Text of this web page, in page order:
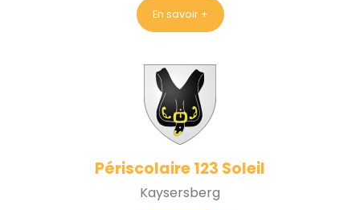
En savoir +
Périscolaire 123 Soleil
Kaysersberg